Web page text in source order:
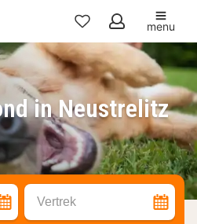
Mijn
favorieten
menu
in Neustrelitz
Vertrek